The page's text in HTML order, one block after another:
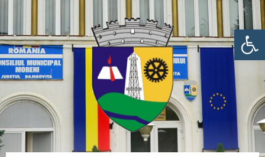
Deschide bara de unelte
sidebar
sidebar